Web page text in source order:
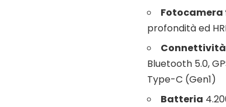
profondità ed
Connettività
Bluetooth 5.0,
Type-C (Gen1)
Batteria